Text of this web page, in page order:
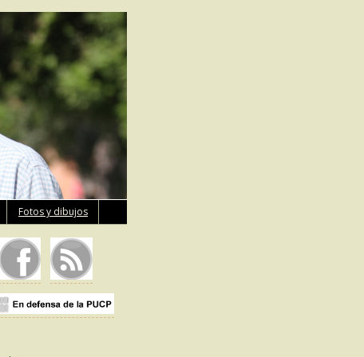
Fotos y dibujos